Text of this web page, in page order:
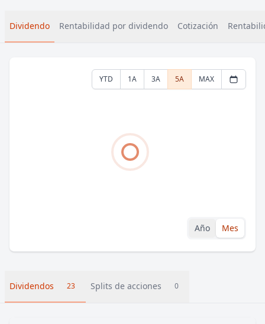
Dividendo Rentabilidad por dividendo Cotización
YTD 1A 3A 5A MAX
Año Mes
Dividendos 23 Splits de acciones 0